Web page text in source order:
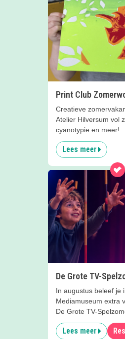
Print Club
Creatieve
Atelier Hilversum vol
cyanotypie en meer!
Lees meer
De Grote TV-
In augustus beleef je
Mediamuseum extra
De Grote TV-
Lees meer